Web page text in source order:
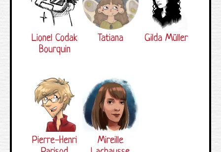
Lionel Codak
Bourquin
Tatiana Gilda Müller
Pierre-Henri
Mireille